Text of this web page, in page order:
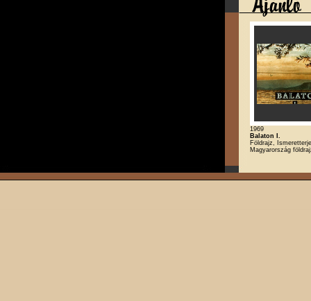
1969
Balaton I.
Földrajz,
Magyarország